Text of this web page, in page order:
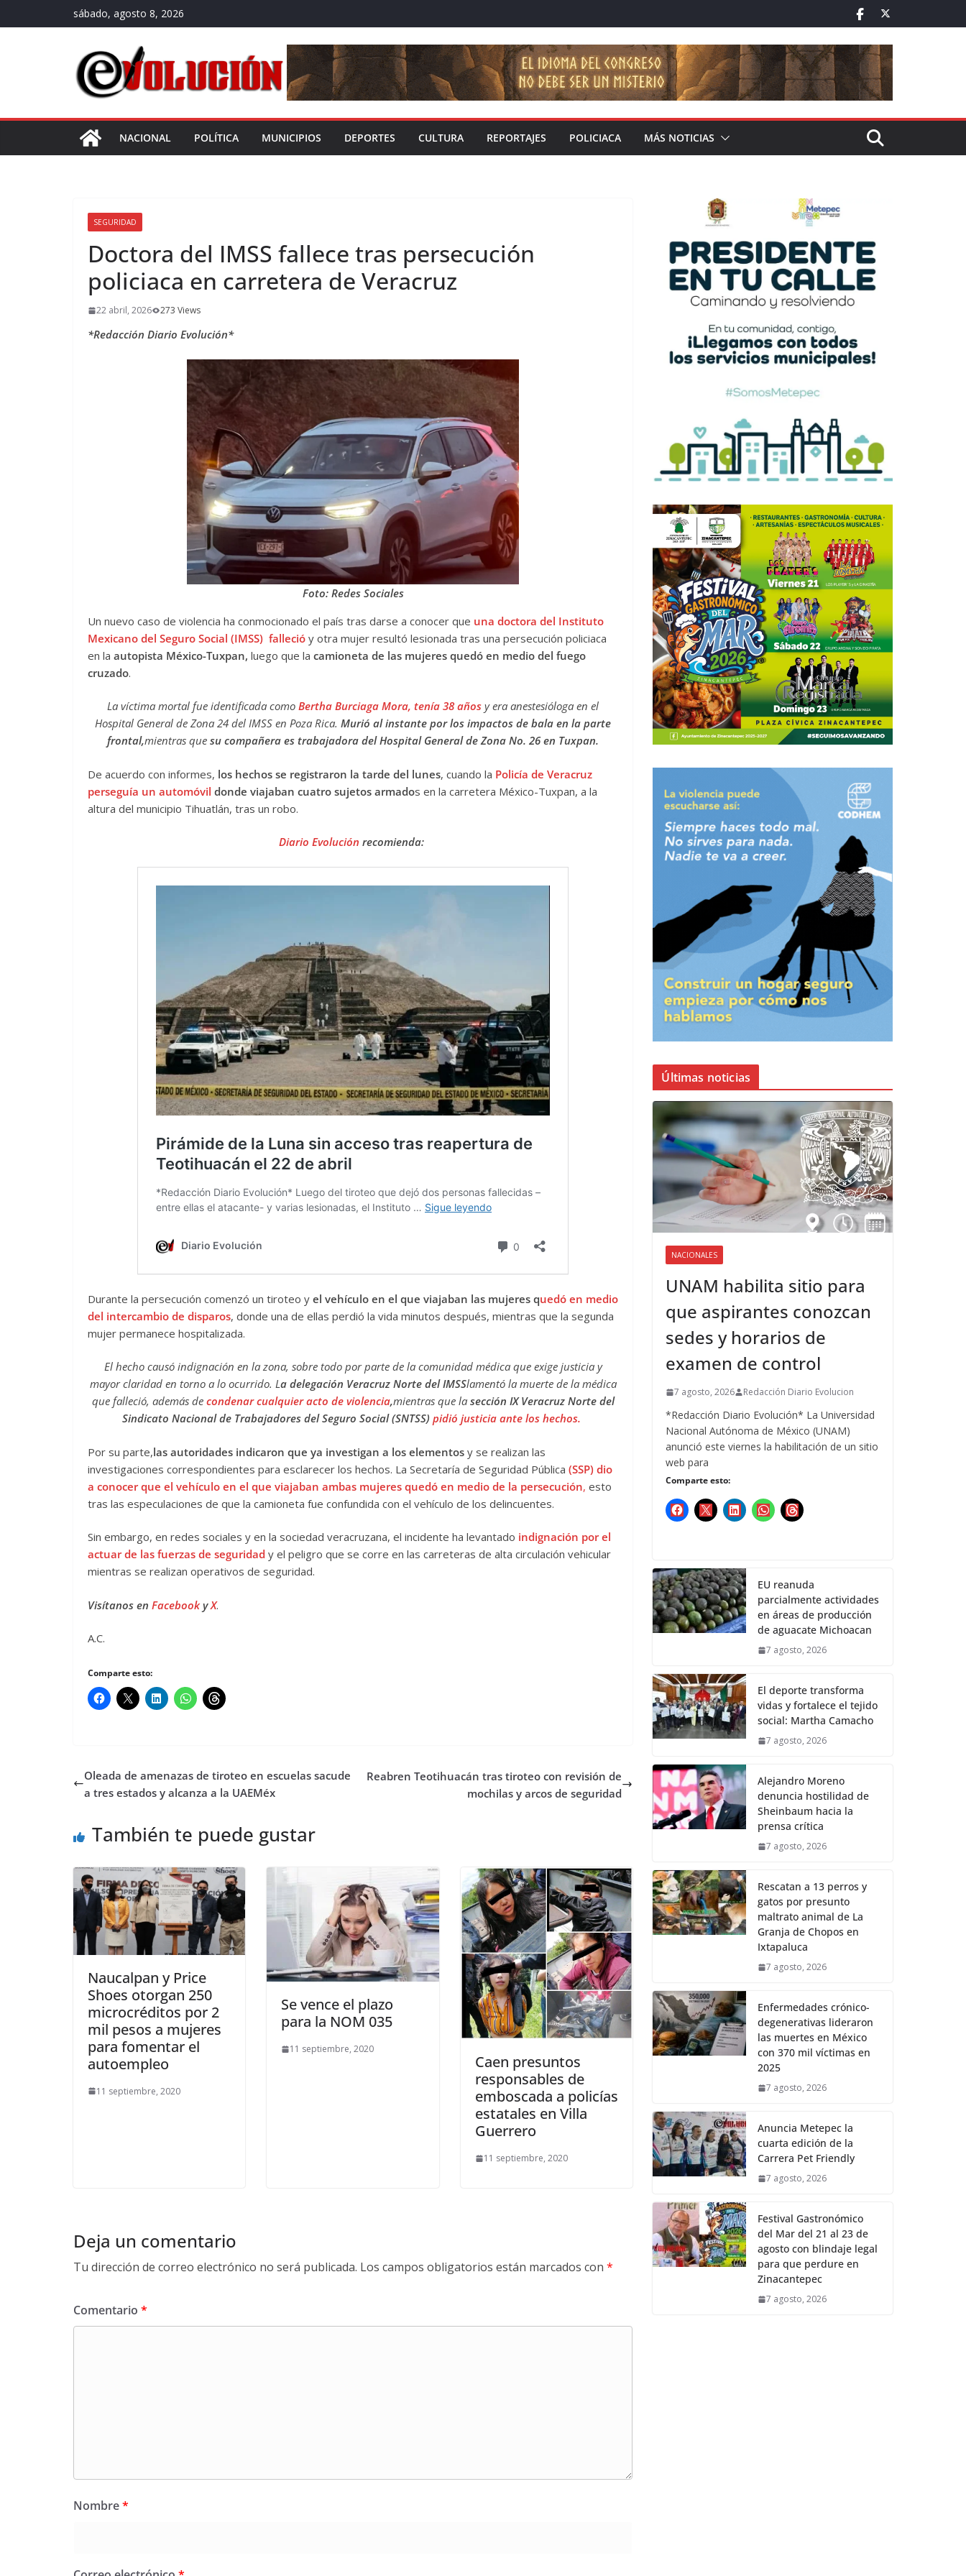
al
sábado, agosto 8, 2026
NACIONAL POLÍTICA MUNICIPIOS DEPORTES CULTURA REPORTAJES POLICIACA MÁS NOTICIAS
SEGURIDAD
Doctora del IMSS fallece tras persecución
policiaca en carretera de Veracruz
22 abril, 2026 273 Views
*Redacción Diario Evolución*
Foto: Redes Sociales
Un nuevo caso de violencia ha conmocionado el país tras darse a conocer que una doctora del Instituto
Mexicano del Seguro Social (IMSS) falleció y otra mujer resultó lesionada tras una persecución policiaca
en la autopista México-Tuxpan, luego que la camioneta de las mujeres quedó en medio del fuego
cruzado.
La víctima mortal fue identificada comoBertha Burciaga Mora, tenía 38 años y era anestesióloga en el
Hospital General de Zona 24 del IMSS en Poza Rica.Murió al instante por los impactos de bala en la parte
frontal,mientras quesu compañera es trabajadora del Hospital General de Zona No. 26 en Tuxpan.
De acuerdo con informes, los hechos se registraron la tarde del lunes, cuando la Policía de Veracruz
perseguía un automóvil donde viajaban cuatro sujetos armados en la carretera México-Tuxpan, a la
altura del municipio Tihuatlán, tras un robo.
Diario Evolución recomienda:
Durante la persecución comenzó un tiroteo y el vehículo en el que viajaban las mujeres quedó en medio
del intercambio de disparos, donde una de ellas perdió la vida minutos después, mientras que la segunda
mujer permanece hospitalizada.
El hecho causó indignación en la zona, sobre todo por parte de la comunidad médica que exige justicia y
mayor claridad en torno a lo ocurrido. La delegación Veracruz Norte del IMSSlamentó la muerte de la médica
que falleció, además de condenar cualquier acto de violencia,mientras que la sección IX Veracruz Norte del
Sindicato Nacional de Trabajadores del Seguro Social (SNTSS)pidió justicia ante los hechos.
Por su parte,las autoridades indicaron que ya investigan a los elementos y se realizan las
investigaciones correspondientes para esclarecer los hechos. La Secretaría de Seguridad Pública (SSP) dio
a conocer que el vehículo en el que viajaban ambas mujeres quedó en medio de la persecución, esto
tras las especulaciones de que la camioneta fue confundida con el vehículo de los delincuentes.
Sin embargo, en redes sociales y en la sociedad veracruzana, el incidente ha levantado indignación por el
actuar de las fuerzas de seguridad y el peligro que se corre en las carreteras de alta circulación vehicular
mientras se realizan operativos de seguridad.
Visítanos en FacebookyX.
A.C.
Comparte esto:
Oleada de amenazas de tiroteo en escuelas sacude
a tres estados y alcanza a la UAEMéx
Reabren Teotihuacán tras tiroteo con revisión de
mochilas y arcos de seguridad
También te puede gustar
Naucalpan y Price
Shoes otorgan 250
microcréditos por 2
mil pesos a mujeres
para fomentar el
autoempleo
11 septiembre, 2020
Se vence el plazo
para la NOM 035
11 septiembre, 2020
Caen presuntos
responsables de
emboscada a policías
estatales en Villa
Guerrero
11 septiembre, 2020
Deja un comentario
Tu dirección de correo electrónico no será publicada. Los campos obligatorios están marcados con *
Comentario *
Nombre*
Últimas noticias
NACIONALES
UNAM habilita sitio para
que aspirantes conozcan
sedes y horarios de
examen de control
7 agosto, 2026 Redacción Diario Evolucion
*Redacción Diario Evolución* La Universidad
Nacional Autónoma de México (UNAM)
anunció este viernes la habilitación de un sitio
web para
Comparte esto:
EU reanuda
parcialmente actividades
en áreas de producción
de aguacate Michoacan
7 agosto, 2026
El deporte transforma
vidas y fortalece el tejido
social: Martha Camacho
7 agosto, 2026
Alejandro Moreno
denuncia hostilidad de
Sheinbaum hacia la
prensa crítica
7 agosto, 2026
Rescatan a 13 perros y
gatos por presunto
maltrato animal de La
Granja de Chopos en
Ixtapaluca
7 agosto, 2026
Enfermedades crónico-
degenerativas lideraron
las muertes en México
con 370 mil víctimas en
2025
7 agosto, 2026
Anuncia Metepec la
cuarta edición de la
Carrera Pet Friendly
7 agosto, 2026
Festival Gastronómico
del Mar del 21 al 23 de
agosto con blindaje legal
para que perdure en
Zinacantepec
7 agosto, 2026